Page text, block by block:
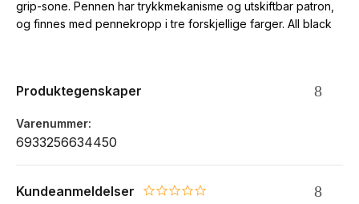
grip-sone. Pennen har trykkmekanisme og utskiftbar patron,
og finnes med pennekropp i tre forskjellige farger. All black
Produktegenskaper
Varenummer
6933256634450
Kundeanmeldelser 0.0 star rating